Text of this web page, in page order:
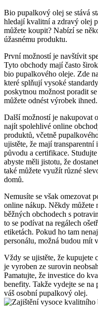
Bio pupalkový⁣ olej se stává
⁣hledají​ kvalitní a ​zdravý olej
můžete koupit? Nabízí se
⁤úžasnému produktu.
První možností je navštívit
Tyto ⁣obchody mají často
bio pupalkového oleje. Zde
které splňují vysoké
poskytnou možnost poradit
můžete ⁢odnést výrobek ihned.
Další ‌možností⁢ je nakupovat
najít​ spolehlivé online
produktů, včetně
ujistěte, že⁢ mají
⁣původu ⁢a certifikace.
abyste měli jistotu, že
také⁢ můžete ⁣využít‌ různé
domů.
Nemusíte se však omezovat
online ‌nákup. Někdy můžete
běžných ⁤obchodech⁤ s
to ⁤se⁢ podívat na​ regálech
etiketách.‍ Pokud ho tam
personálu, možná budou mít
Vždy se ujistěte, že
je vyroben ze surovin
⁣Pamatujte, že investice do
benefity. Takže vydejte ‍se⁢
váš osobní pupalkový olej.